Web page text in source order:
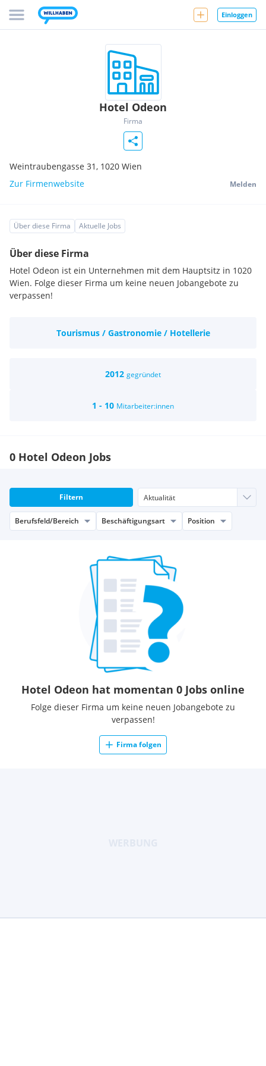
Einloggen
Hotel Odeon
Firma
Weintraubengasse 31, 1020 Wien
Zur Firmenwebsite
Melden
Über diese Firma Aktuelle Jobs
Über diese Firma
Hotel Odeon ist ein Unternehmen mit dem Hauptsitz in 1020
Wien. Folge dieser Firma um keine neuen Jobangebote zu
verpassen!
Tourismus / Gastronomie / Hotellerie
2012 gegründet
1 - 10 Mitarbeiter:innen
0 Hotel Odeon Jobs
Filtern
Berufsfeld/Bereich Beschäftigungsart Position
Hotel Odeon hat momentan 0 Jobs online
Folge dieser Firma um keine neuen Jobangebote zu
verpassen!
Firma folgen